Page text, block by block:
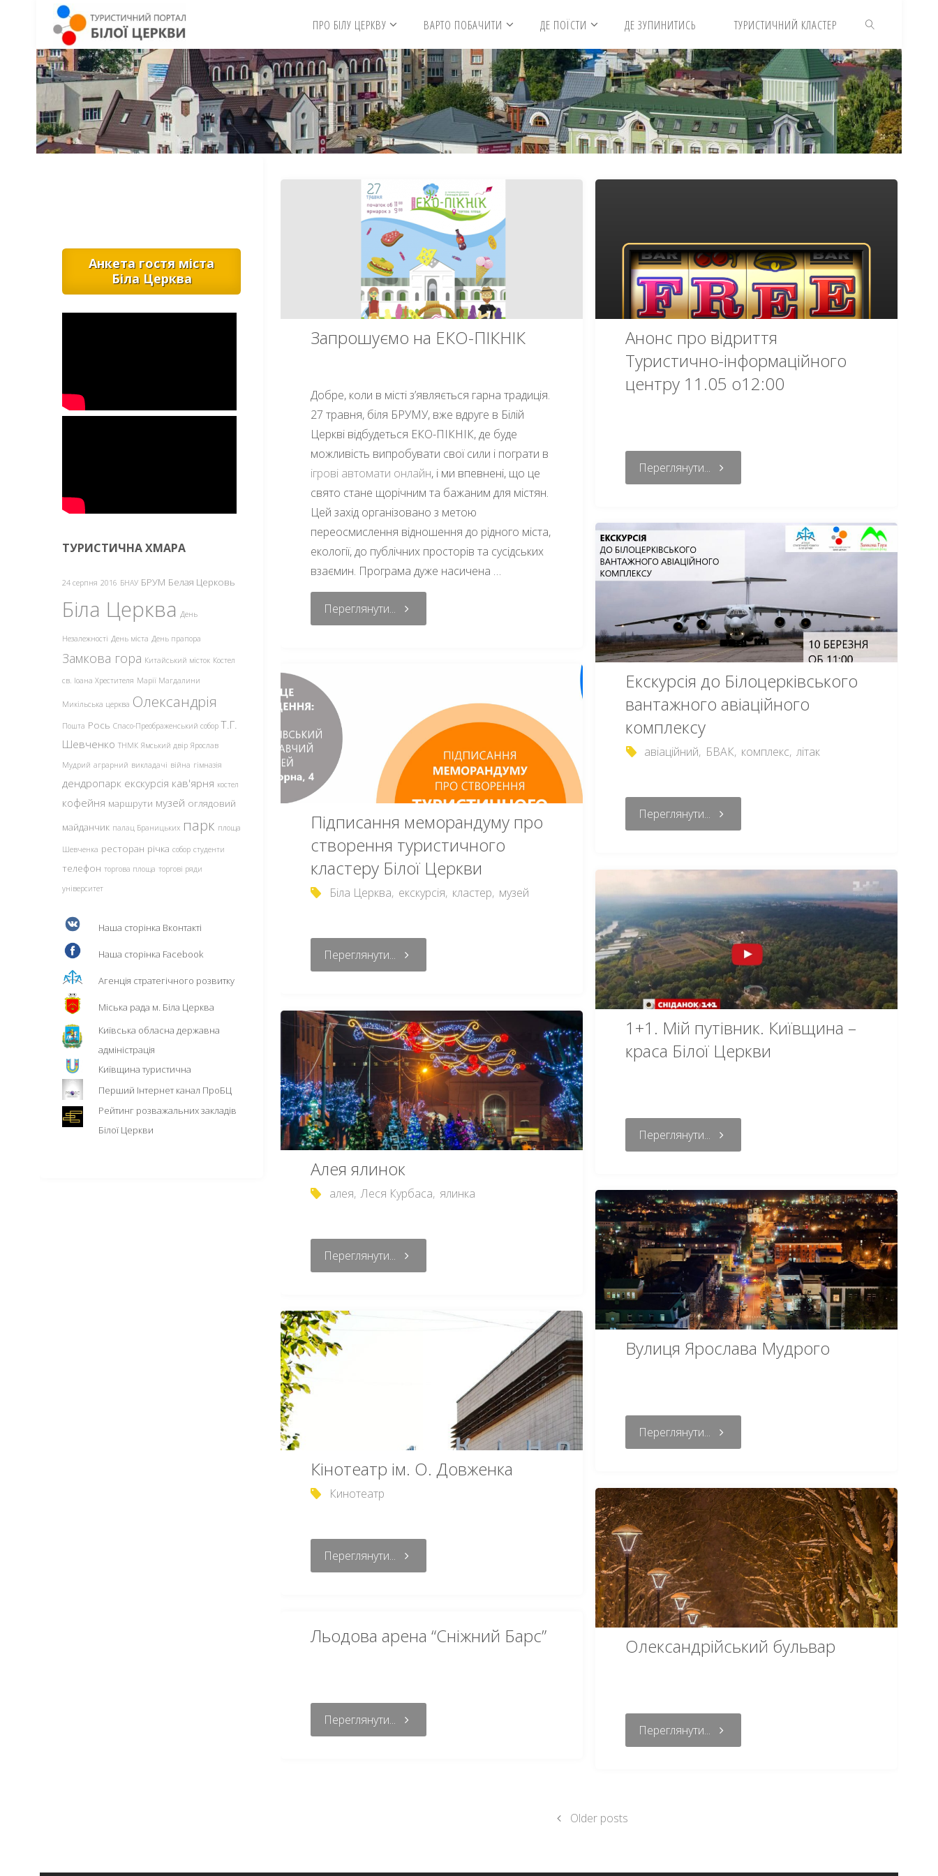
ПРО БІЛУ ЦЕРКВУ ВАРТО ПОБАЧИТИ ДЕ ПОЇСТИ ДЕ ЗУПИНИТИСЬ ТУРИСТИЧНИЙ КЛАСТЕР
Запрошуємо на ЕКО-ПІКНІК
Добре, коли в місті з’являється гарна традиція.
27 травня, біля БРУМУ, вже вдруге в Білій
Церкві відбудеться ЕКО-ПІКНІК, де буде
можливість випробувати свої сили і пограти в
ігрові автомати онлайн, і ми впевнені, що це
свято стане щорічним та бажаним для містян.
Цей захід організовано з метою
переосмислення відношення до рідного міста,
екології, до публічних просторів та сусідських
взаємин. Програма дуже насичена …
Переглянути...
Анонс про відриття
Туристично-інформаційного
центру 11.05 о12:00
Переглянути...
Екскурсія до Білоцерківського
вантажного авіаційного
комплексу
авіаційний, БВАК, комплекс, літак
Переглянути...
Підписання меморандуму про
створення туристичного
кластеру Білої Церкви
Біла Церква, екскурсія, кластер, музей
Переглянути...
1+1. Мій путівник. Київщина –
краса Білої Церкви
Переглянути...
Алея ялинок
алея, Леся Курбаса, ялинка
Переглянути...
Вулиця Ярослава Мудрого
Переглянути...
Кінотеатр ім. О. Довженка
Кинотеатр
Переглянути...
Олександрійський бульвар
Переглянути...
Льодова арена “Сніжний Барс”
Переглянути...
Older posts
Анкета гостя міста
Біла Церква
ТУРИСТИЧНА ХМАРА
24 серпня 2016 БНАУ БРУМ Белая Церковь
Біла Церква День
Незалежності День міста День прапора
Замкова гора Китайський місток Костел
св. Іоана Хрестителя Марії Магдалини
Микільська церква Олександрія
Пошта Рось Спасо-Преображенський собор Т.Г.
Шевченко ТНМК Ямський двір Ярослав
Мудрий аграрний викладачі війна гімназія
дендропарк екскурсія кав'ярня костел
кофейня маршрути музей оглядовий
майданчик палац Браницьких парк площа
Шевченка ресторан річка собор студенти
телефон торгова площа торгові ряди
університет
Наша сторінка Вконтакті
Наша сторінка Facebook
Агенція стратегічного розвитку
Міська рада м. Біла Церква
Київська обласна державна
адміністрація
Київщина туристична
Перший Інтернет канал ПроБЦ
Рейтинг розважальних закладів
Білої Церкви